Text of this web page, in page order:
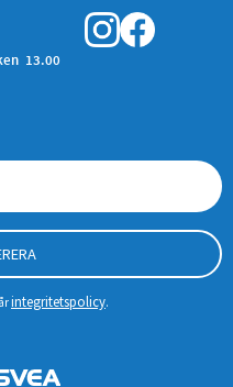
13.00
integritetspolicy.